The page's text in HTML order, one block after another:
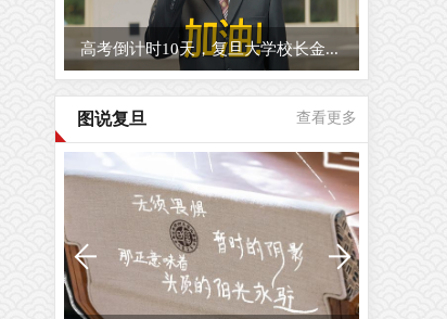
高考倒计时10天，复旦大学校长金...
图说复旦 查看更多